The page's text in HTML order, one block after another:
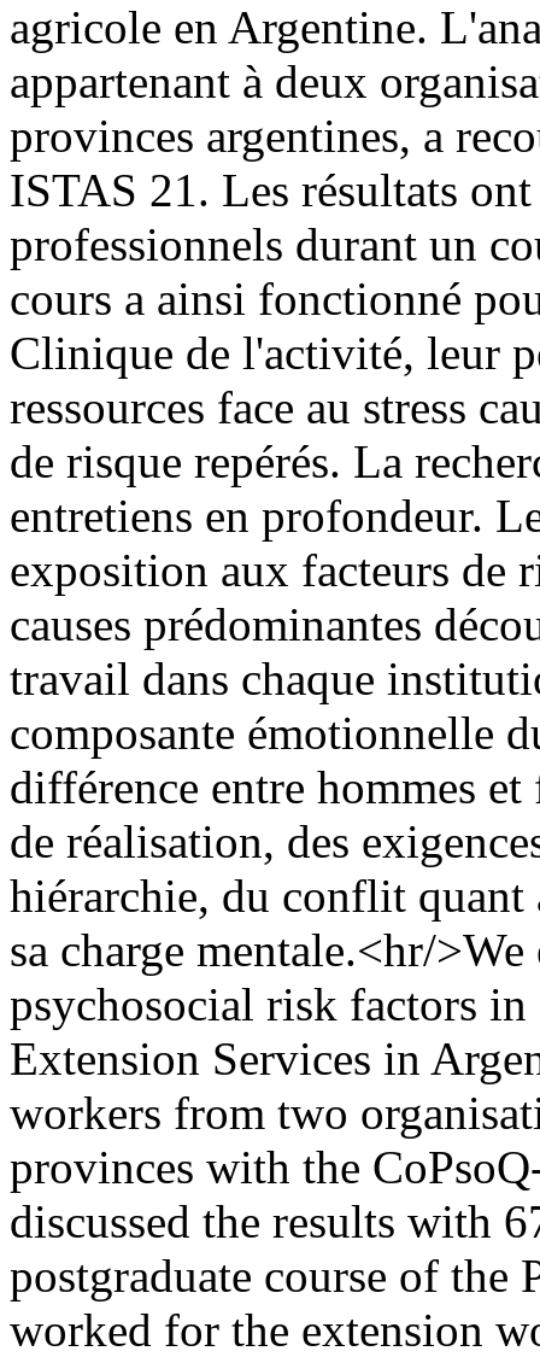
agricole en Argentine.
appartenant à deux
provinces argentines, a
ISTAS 21. Les résultats
professionnels durant un
cours a ainsi fonctionné
Clinique de l'activité, leur
ressources face au stress
de risque repérés. La
entretiens en profondeur.
exposition aux facteurs de
causes prédominantes
travail dans chaque
composante émotionnelle
différence entre hommes
de réalisation, des
hiérarchie, du conflit quant
sa charge mentale.<hr/
psychosocial risk factors
Extension Services in
workers from two
provinces with the
discussed the results with
postgraduate course of the
worked for the extension